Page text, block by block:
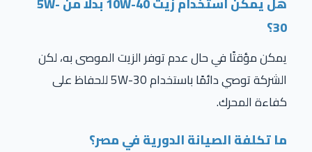
30؟
يمكن مؤقتًا في حال عدم توفر الزيت الموصى به، لكن
الشركة توصي دائمًا باستخدام 5W-30 للحفاظ على
كفاءة المحرك.
ما تكلفة الصيانة الدورية في مصر؟